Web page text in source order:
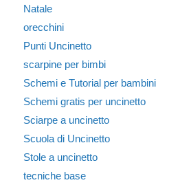
Natale
orecchini
Punti Uncinetto
scarpine per bimbi
Schemi e Tutorial per bambini
Schemi gratis per uncinetto
Sciarpe a uncinetto
Scuola di Uncinetto
Stole a uncinetto
tecniche base